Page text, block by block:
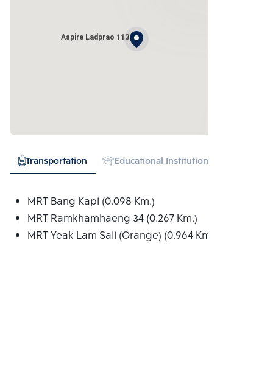
Aspire Ladprao 113
Transportation Educational Institution
MRT Bang Kapi (0.098 Km.)
MRT Ramkhamhaeng 34 (0.267 Km.)
MRT Yeak Lam Sali (Orange) (0.964 Km.)